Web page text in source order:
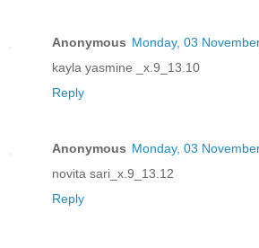
Anonymous Monday, 03
kayla yasmine _x.9_13.10
Reply
Anonymous Monday, 03
novita sari_x.9_13.12
Reply